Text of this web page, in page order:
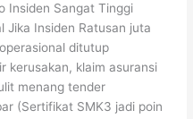
Insiden Sangat Tinggi
Jika Insiden Ratusan juta
ditutup
kerusakan, klaim asuransi
menang tender
(Sertifikat SMK3 jadi poin